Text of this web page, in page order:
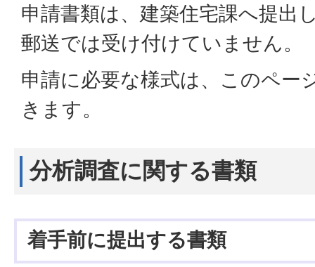
申請書類は、建築住宅課へ提出
郵送では受け付けていません。
申請に必要な様式は、このペー
きます。
分析調査に関する書類
着手前に提出する書類